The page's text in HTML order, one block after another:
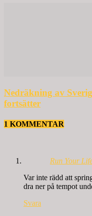
Nedräkning av
fortsätter
1 KOMMENTAR
Run Your
Var inte rädd att
dra ner på tempot
Svara